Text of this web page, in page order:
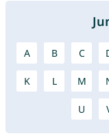
A B C
K L M
U